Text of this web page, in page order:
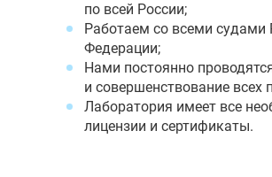
по всей России;
Работаем со всеми судами
Федерации;
Нами постоянно
и совершенствование всех
Лаборатория имеет все
лицензии и сертификаты.